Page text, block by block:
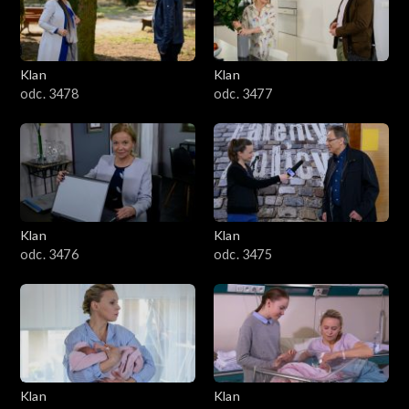
701–800
601–700
501–600
401–500
301–400
201–300
101–200
1–100
Klan
odc. 3478
Klan
odc. 3477
Klan
odc. 3476
Klan
odc. 3475
Klan
Klan